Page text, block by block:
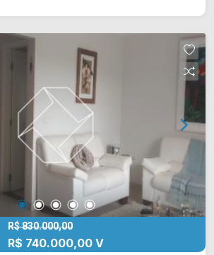
a sua visita!! WhatsApp e
4546 ARBIX IMÓVEIS -
mudança!
R$ 830.000,00
R$ 740.000,00 V